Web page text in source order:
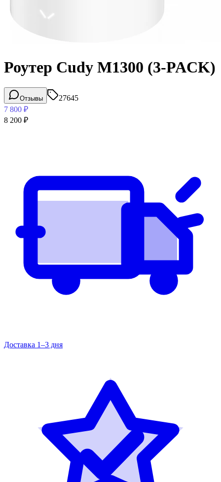
Роутер Cudy M1300 (3-PACK)
Отзывы
27645
7 800 ₽
8 200 ₽
Доставка 1–3 дня